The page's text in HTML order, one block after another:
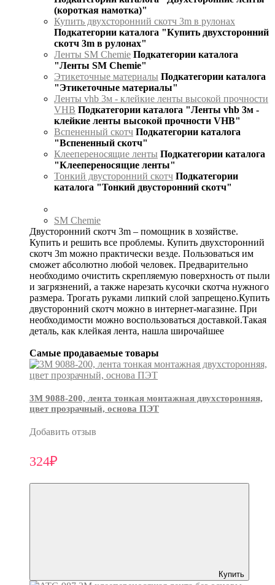
(короткая намотка)"
Купить двухсторонний скотч 3m в рулонах
Подкатегории каталога "Купить двухсторонний
скотч 3m в рулонах"
Ленты SM Chemie Подкатегории каталога
"Ленты SM Chemie"
Этикеточные материалы Подкатегории каталога
"Этикеточные материалы"
Ленты vhb 3м - клейкие ленты высокой прочности
VHB Подкатегории каталога "Ленты vhb 3м -
клейкие ленты высокой прочности VHB"
Вспененный скотч Подкатегории каталога
"Вспененный скотч"
Клеепереносящие ленты Подкатегории каталога
"Клеепереносящие ленты"
Тонкий двусторонний скотч Подкатегории
каталога "Тонкий двусторонний скотч"
SM Chemie
Двусторонний скотч 3m – помощник в хозяйстве.
Купить и решить все проблемы. Купить двухсторонний
скотч 3m можно практически везде. Пользоваться им
сможет абсолютно любой человек. Предварительно
необходимо очистить скрепляемую поверхность от пыли
и загрязнений, а также нарезать кусочки скотча нужного
размера. Трогать руками липкий слой запрещено.Купить
двусторонний скотч можно в интернет-магазине. При
необходимости можно воспользоваться доставкой.Такая
деталь, как клейкая лента, нашла широчайшее
Самые продаваемые товары
3М 9088-200, лента тонкая монтажная двухсторонняя,
цвет прозрачный, основа ПЭТ
Добавить отзыв
324₽
Купить